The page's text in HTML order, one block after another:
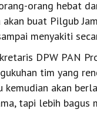
orang hebat
buat Pilgub
menyakiti
DPW PAN
tim yang
kemudian akan
tapi lebih bagus